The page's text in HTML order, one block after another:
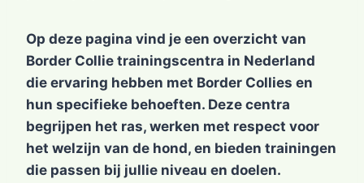
Op deze pagina vind je een overzicht van
Border Collie trainingscentra in Nederland
die ervaring hebben met Border Collies en
hun specifieke behoeften. Deze centra
begrijpen het ras, werken met respect voor
het welzijn van de hond, en bieden trainingen
die passen bij jullie niveau en doelen.